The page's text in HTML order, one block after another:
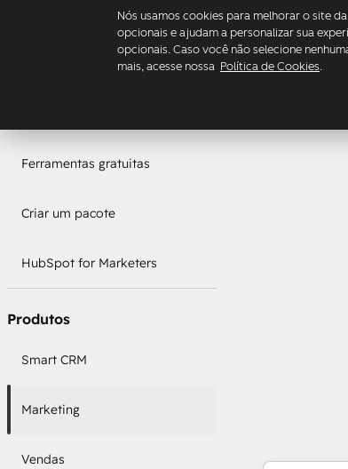
Nós usamos cookies para melhorar o site
opcionais e ajudam a personalizar sua
opcionais. Caso você não selecione
mais, acesse nossa Política de Cookies.
Soluções de plataforma
Ferramentas gratuitas
Criar um pacote
HubSpot for Marketers
Produtos
Smart CRM
Marketing
Vendas